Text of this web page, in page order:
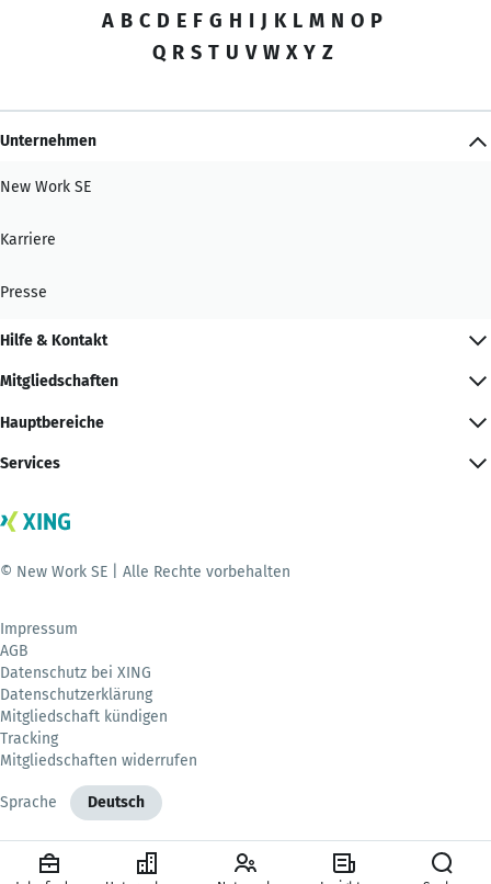
A B C D E F G H I J K L M N O P
Q R S T U V W X Y Z
Unternehmen
New Work SE
Karriere
Presse
Hilfe & Kontakt
Mitgliedschaften
Hauptbereiche
Services
© New Work SE | Alle Rechte vorbehalten
Impressum
AGB
Datenschutz bei XING
Datenschutzerklärung
Mitgliedschaft kündigen
Tracking
Mitgliedschaften widerrufen
Sprache Deutsch